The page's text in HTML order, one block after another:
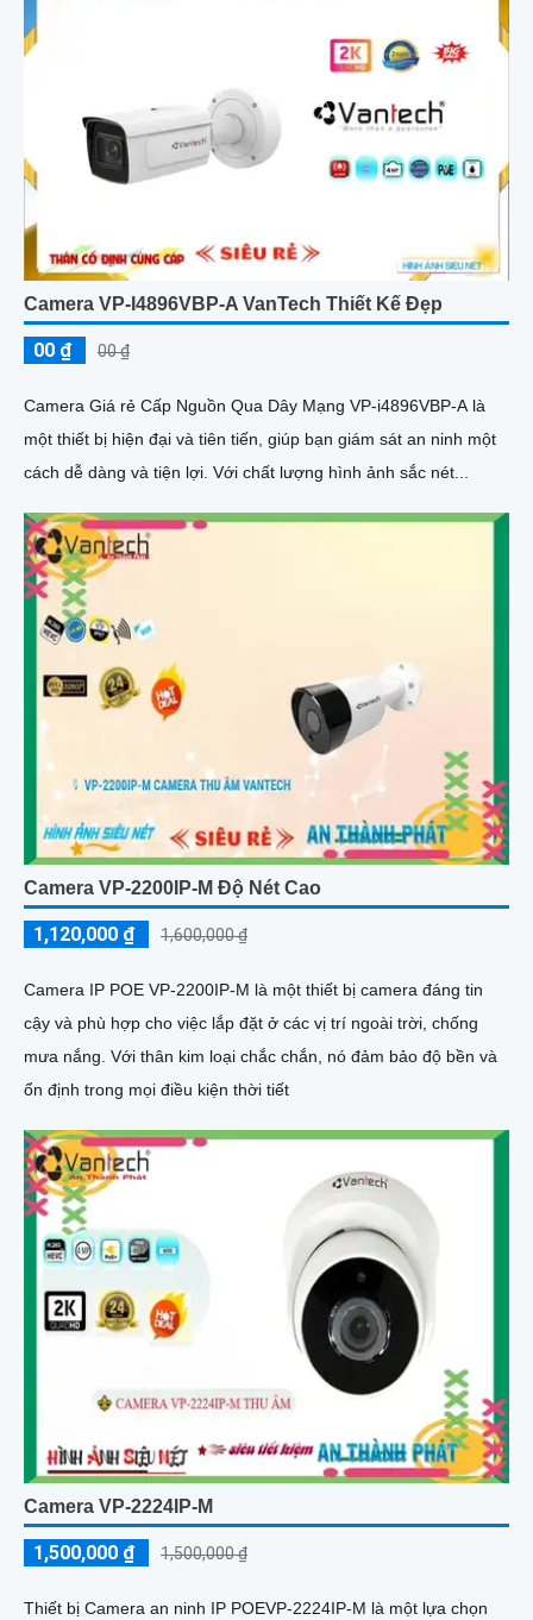
Camera VP-I4896VBP-A VanTech Thiết Kế Đẹp
00 ₫ 00 ₫
Camera Giá rẻ Cấp Nguồn Qua Dây Mạng VP-i4896VBP-A là
một thiết bị hiện đại và tiên tiến, giúp bạn giám sát an ninh một
cách dễ dàng và tiện lợi. Với chất lượng hình ảnh sắc nét...
Camera VP-2200IP-M Độ Nét Cao
1,120,000 ₫ 1,600,000 ₫
Camera IP POE VP-2200IP-M là một thiết bị camera đáng tin
cậy và phù hợp cho việc lắp đặt ở các vị trí ngoài trời, chống
mưa nắng. Với thân kim loại chắc chắn, nó đảm bảo độ bền và
ổn định trong mọi điều kiện thời tiết
Camera VP-2224IP-M
1,500,000 ₫ 1,500,000 ₫
Thiết bị Camera an ninh IP POEVP-2224IP-M là một lựa chọn